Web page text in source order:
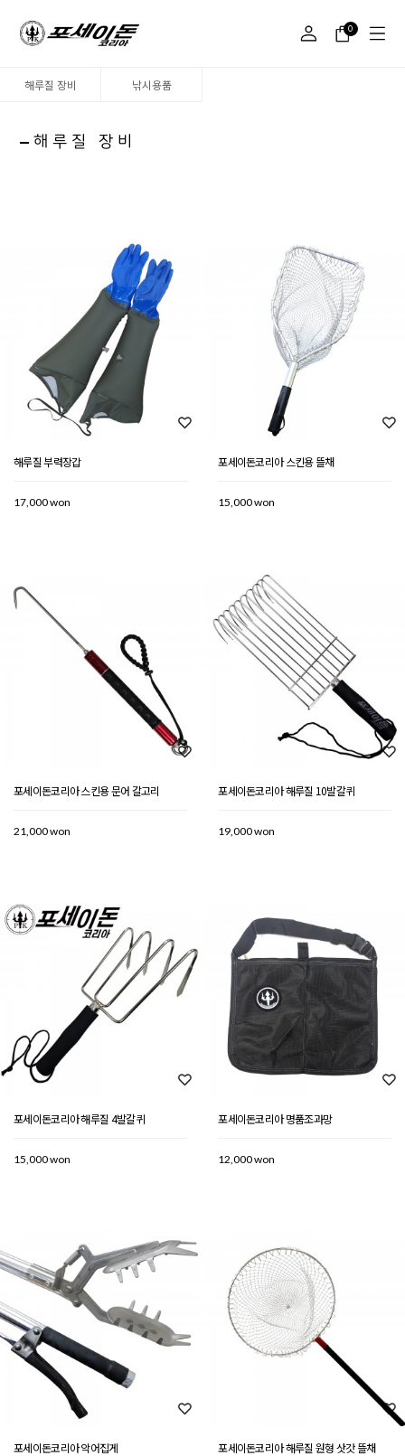
0
해루질 장비 낚시용품
해루질 장비
해루질 부력장갑
17,000 won
포세이돈코리아 스킨용 뜰채
15,000 won
포세이돈코리아 스킨용 문어 갈고리
21,000 won
포세이돈코리아 해루질 10발갈퀴
19,000 won
포세이돈코리아 해루질 4발갈퀴
15,000 won
포세이돈코리아 명품조과망
12,000 won
포세이돈코리아 악어집게 포세이돈코리아 해루질 원형 삿갓 뜰채